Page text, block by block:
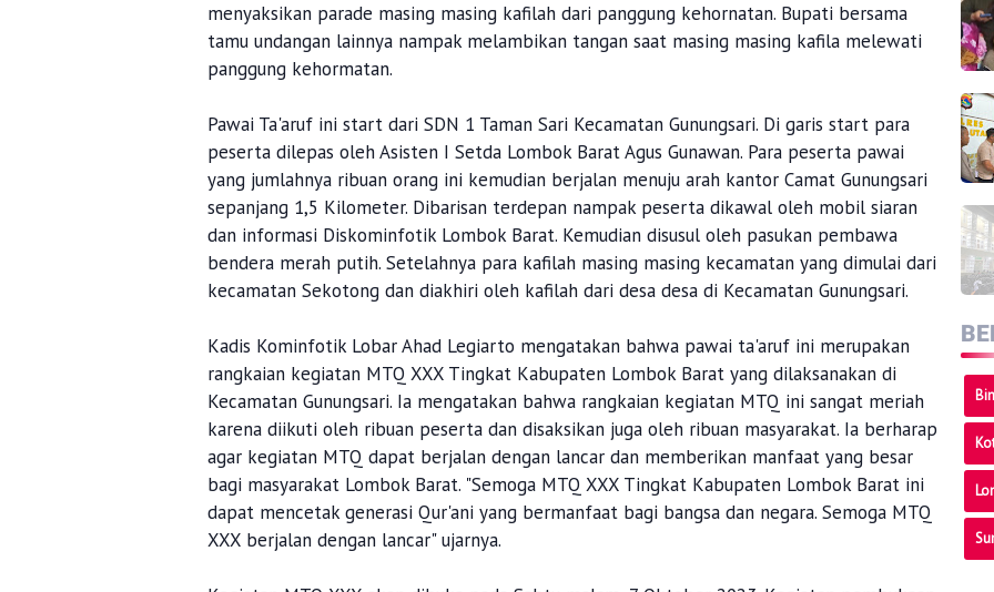
menyaksikan parade masing masing kafilah dari panggung kehornatan. Bupati bersama
tamu undangan lainnya nampak melambikan tangan saat masing masing kafila melewati
panggung kehormatan.
Pawai Ta'aruf ini start dari SDN 1 Taman Sari Kecamatan Gunungsari. Di garis start para
peserta dilepas oleh Asisten I Setda Lombok Barat Agus Gunawan. Para peserta pawai
yang jumlahnya ribuan orang ini kemudian berjalan menuju arah kantor Camat Gunungsari
sepanjang 1,5 Kilometer. Dibarisan terdepan nampak peserta dikawal oleh mobil siaran
dan informasi Diskominfotik Lombok Barat. Kemudian disusul oleh pasukan pembawa
bendera merah putih. Setelahnya para kafilah masing masing kecamatan yang dimulai dari
kecamatan Sekotong dan diakhiri oleh kafilah dari desa desa di Kecamatan Gunungsari.
Kadis Kominfotik Lobar Ahad Legiarto mengatakan bahwa pawai ta'aruf ini merupakan
rangkaian kegiatan MTQ XXX Tingkat Kabupaten Lombok Barat yang dilaksanakan di
Kecamatan Gunungsari. Ia mengatakan bahwa rangkaian kegiatan MTQ ini sangat meriah
karena diikuti oleh ribuan peserta dan disaksikan juga oleh ribuan masyarakat. Ia berharap
agar kegiatan MTQ dapat berjalan dengan lancar dan memberikan manfaat yang besar
bagi masyarakat Lombok Barat. "Semoga MTQ XXX Tingkat Kabupaten Lombok Barat ini
dapat mencetak generasi Qur'ani yang bermanfaat bagi bangsa dan negara. Semoga MTQ
XXX berjalan dengan lancar" ujarnya.